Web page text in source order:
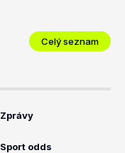
Celý seznam
Zprávy
Sport odds